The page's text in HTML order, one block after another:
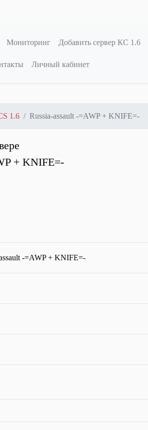
Мониторинг Добавить сервер КС 1.6
Личный кабинет
1.6 Russia-assault -=AWP + KNIFE=-
+ KNIFE=-
-=AWP + KNIFE=-